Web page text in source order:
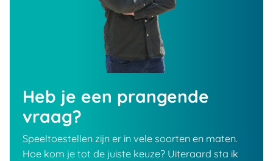
Heb je een prangende
vraag?
Speeltoestellen zijn er in vele soorten en maten.
Hoe kom je tot de juiste keuze? Uiteraard sta ik